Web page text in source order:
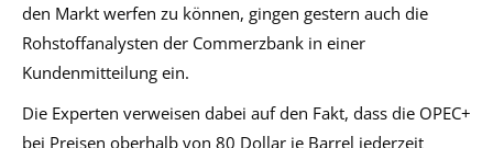
den Markt werfen zu können, gingen gestern auch die
Rohstoffanalysten der Commerzbank in einer
Kundenmitteilung ein.
Die Experten verweisen dabei auf den Fakt, dass die OPEC+
bei Preisen oberhalb von 80 Dollar je Barrel jederzeit